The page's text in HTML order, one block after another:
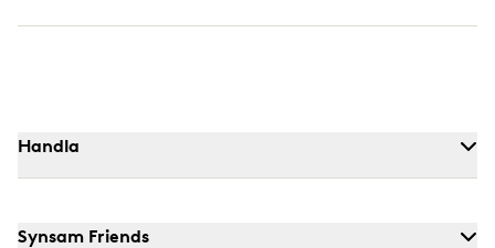
Handla
Synsam Friends